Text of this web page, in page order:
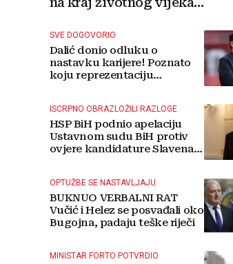
SVE DOGOVORIO
Dalić donio odluku o
nastavku karijere! Poznato
koju reprezentaciju
ISCRPNO OBRAZLOŽILI RAZLOGE
HSP BiH podnio apelaciju
Ustavnom sudu BiH protiv
ovjere kandidature Slavena
OPTUŽBE SE NASTAVLJAJU
BUKNUO VERBALNI RAT
Vučić i Helez se posvađali oko
Bugojna, padaju teške riječi
MINISTAR FORTO POTVRDIO